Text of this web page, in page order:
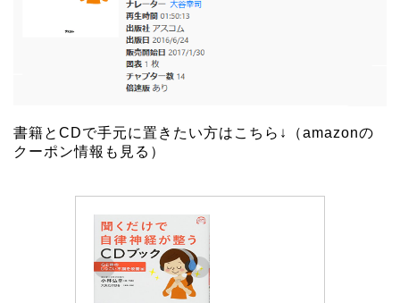
書籍とCDで手元に置きたい方はこちら↓（amazonの
クーポン情報も見る ）